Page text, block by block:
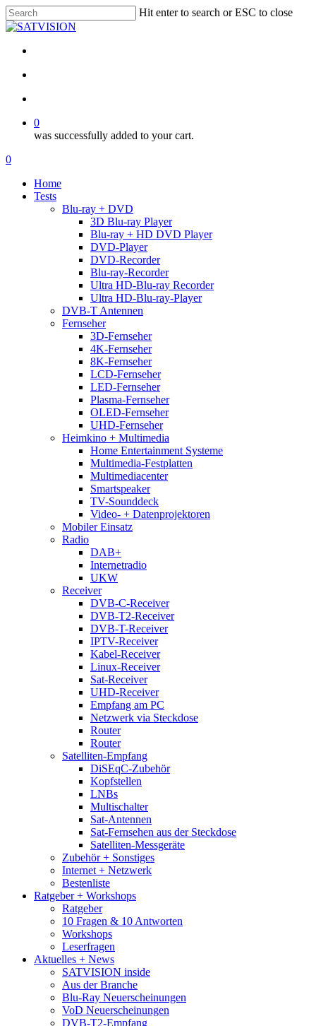
Skip
to
content
Hit enter to search or ESC to close
Close
0
was successfully added to your cart.
Menu
search
account
0
Home
Tests
Blu-ray + DVD
3D Blu-ray Player
Blu-ray + HD DVD Player
DVD-Player
DVD-Recorder
Blu-ray-Recorder
Ultra HD-Blu-ray Recorder
Ultra HD-Blu-ray-Player
DVB-T Antennen
Fernseher
3D-Fernseher
4K-Fernseher
8K-Fernseher
LCD-Fernseher
LED-Fernseher
Plasma-Fernseher
OLED-Fernseher
UHD-Fernseher
Heimkino + Multimedia
Home Entertainment Systeme
Multimedia-Festplatten
Multimediacenter
Smartspeaker
TV-Sounddeck
Video- + Datenprojektoren
Mobiler Einsatz
Radio
DAB+
Internetradio
UKW
Receiver
DVB-C-Receiver
DVB-T2-Receiver
DVB-T-Receiver
IPTV-Receiver
Kabel-Receiver
Linux-Receiver
Sat-Receiver
UHD-Receiver
Empfang am PC
Netzwerk via Steckdose
Router
Router
Satelliten-Empfang
DiSEqC-Zubehör
Kopfstellen
LNBs
Multischalter
Sat-Antennen
Sat-Fernsehen aus der Steckdose
Satelliten-Messgeräte
Zubehör + Sonstiges
Internet + Netzwerk
Bestenliste
Ratgeber + Workshops
Ratgeber
10 Fragen & 10 Antworten
Workshops
Leserfragen
Aktuelles + News
SATVISION inside
Aus der Branche
Blu-Ray Neuerscheinungen
VoD Neuerscheinungen
DVB-T2-Empfang